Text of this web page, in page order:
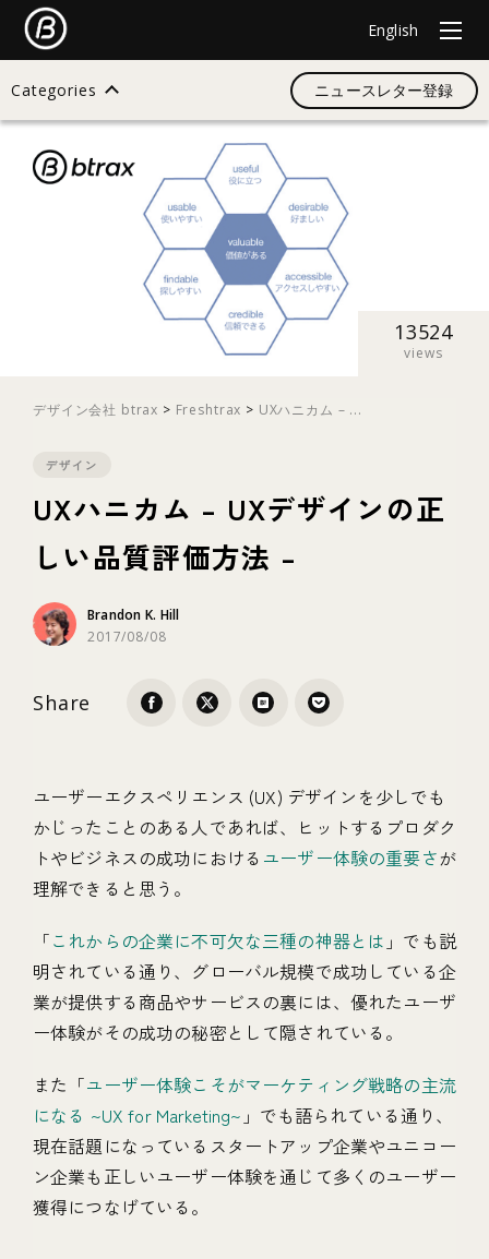
English
Categories
検索
すべて
デザイン
イノベーション
スタートアップ
テクノロジー
ブランディング
ニュースレター登録
13524
views
デザイン会社 btrax > Freshtrax > UXハニカム – ...
デザイン
UXハニカム – UXデザインの正
しい品質評価方法 –
Brandon K. Hill
2017/08/08
Share
ユーザーエクスペリエンス (UX) デザインを少しでも
かじったことのある人であれば、ヒットするプロダク
トやビジネスの成功における ユーザー体験の重要さが
理解できると思う。
「これからの企業に不可欠な三種の神器とは 」でも説
明されている通り、グローバル規模で成功している企
業が提供する商品やサービスの裏には、優れたユーザ
ー体験がその成功の秘密として隠されている。
また「ユーザー体験こそがマーケティング戦略の主流
になる ~UX for Marketing~ 」でも語られている通り、
現在話題になっているスタートアップ企業やユニコー
ン企業も正しいユーザー体験を通じて多くのユーザー
獲得につなげている。